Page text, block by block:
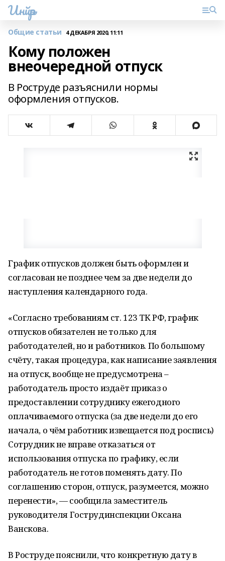
Инйәр
Общие статьи 4 ДЕКАБРЯ 2020, 11:11
Кому положен
внеочередной отпуск
В Роструде разъяснили нормы
оформления отпусков.
График отпусков должен быть оформлен и
согласован не позднее чем за две недели до
наступления календарного года.
«Согласно требованиям ст. 123 ТК РФ, график
отпусков обязателен не только для
работодателей, но и работников. По большому
счёту, такая процедура, как написание заявления
на отпуск, вообще не предусмотрена –
работодатель просто издаёт приказ о
предоставлении сотруднику ежегодного
оплачиваемого отпуска (за две недели до его
начала, о чём работник извещается под роспись)
Сотрудник не вправе отказаться от
использования отпуска по графику, если
работодатель не готов поменять дату. По
соглашению сторон, отпуск, разумеется, можно
перенести», — сообщила заместитель
руководителя Гострудинспекции Оксана
Ванскова.
В Роструде пояснили, что конкретную дату в